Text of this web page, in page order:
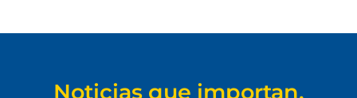
Noticias que importan.